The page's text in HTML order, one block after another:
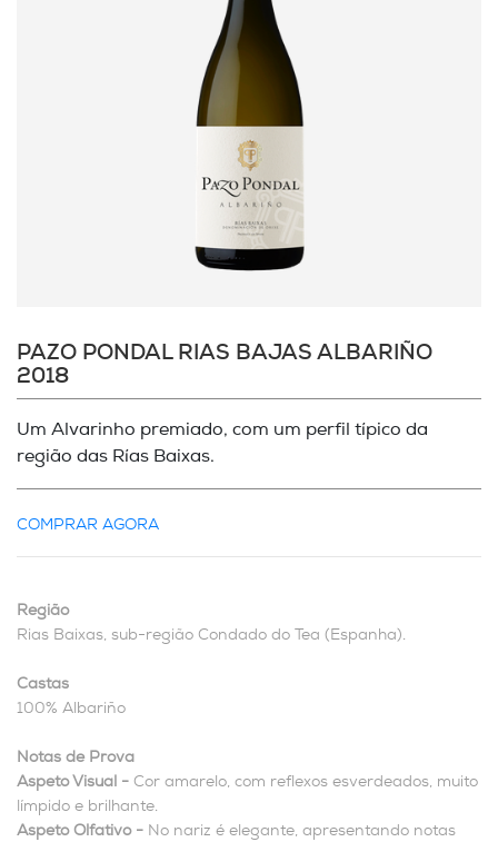
PAZO PONDAL RIAS BAJAS ALBARIÑO
2018
Um Alvarinho premiado, com um perfil típico da
região das Rías Baixas.
COMPRAR AGORA
Região
Rias Baixas, sub-região Condado do Tea (Espanha).
Castas
100% Albariño
Notas de Prova
Aspeto Visual - Cor amarelo, com reflexos esverdeados, muito
límpido e brilhante.
Aspeto Olfativo - No nariz é elegante, apresentando notas